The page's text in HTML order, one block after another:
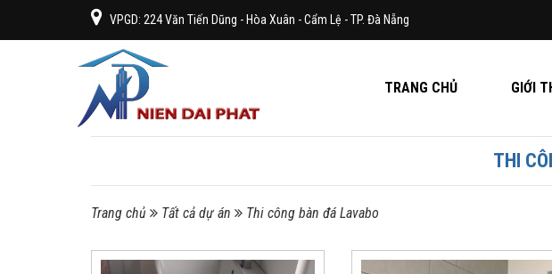
VPGD: 224 Văn Tiến Dũng - Hòa Xuân - Cẩm Lệ - TP. Đà Nẵng
TRANG CHỦ GIỚI
THI
Trang chủ Tất cả dự án Thi công bàn đá Lavabo